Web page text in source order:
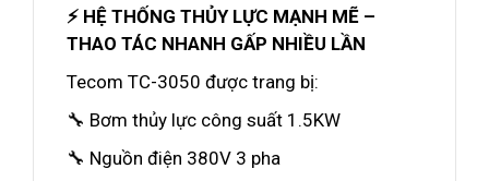
⚡ HỆ THỐNG THỦY LỰC MẠNH MẼ –
THAO TÁC NHANH GẤP NHIỀU LẦN
Tecom TC-3050 được trang bị:
🔧 Bơm thủy lực công suất 1.5KW
🔧 Nguồn điện 380V 3 pha